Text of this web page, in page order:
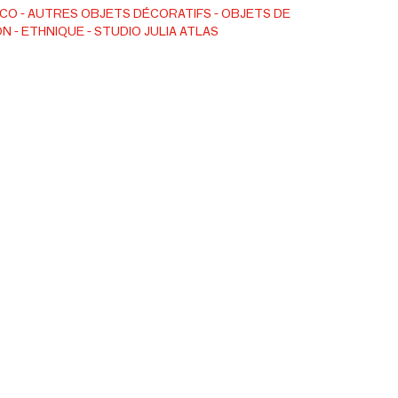
its energy to permeate. A rich ornament of beauty and
AUTRES OBJETS DÉCORATIFS
OBJETS DE
ETHNIQUE STUDIO JULIA ATLAS